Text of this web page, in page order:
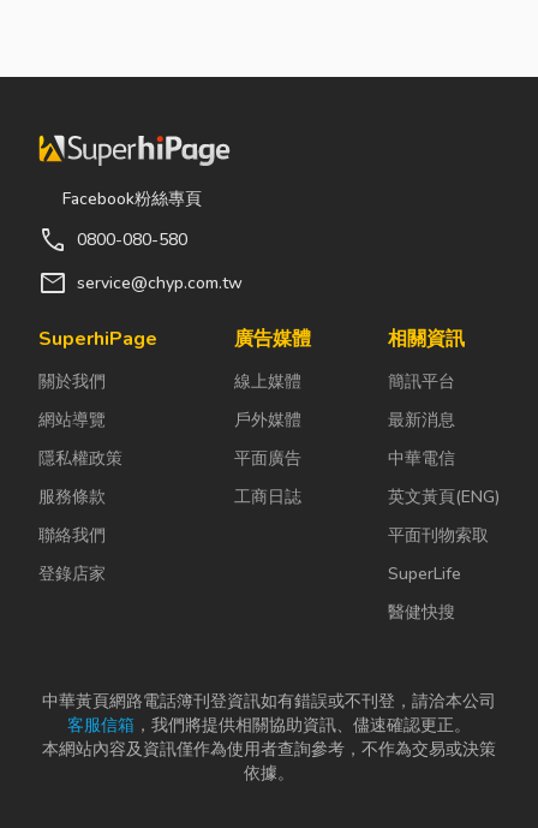
Facebook粉絲專頁
call 0800-080-580
mail service@chyp.com.tw
SuperhiPage
關於我們
網站導覽
隱私權政策
服務條款
聯絡我們
登錄店家
廣告媒體
線上媒體
戶外媒體
平面廣告
工商日誌
相關資訊
簡訊平台
最新消息
中華電信
英文黃頁(ENG)
平面刊物索取
SuperLife
醫健快搜
中華黃頁網路電話簿刊登資訊如有錯誤或不刊登，請洽本公司
客服信箱 ，我們將提供相關協助資訊、儘速確認更正。
本網站內容及資訊僅作為使用者查詢參考，不作為交易或決策
依據。